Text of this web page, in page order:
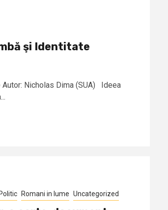
şi Identitate
Nicholas Dima (SUA) Ideea
Politic Romani in lume Uncategorized